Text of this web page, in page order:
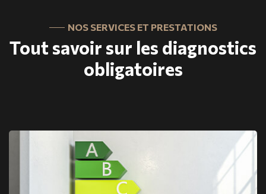
NOS SERVICES ET PRESTATIONS
Tout savoir sur les diagnostics
obligatoires